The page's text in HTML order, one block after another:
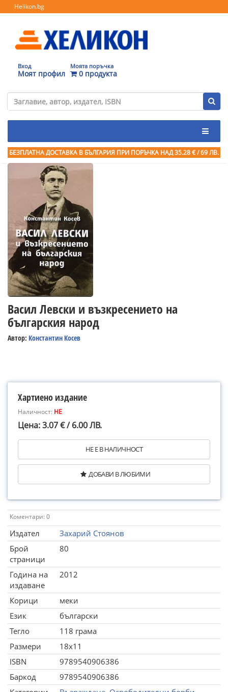
Helikon.bg
Вход
Моят профил
Моята поръчка
0 продукта
БЕЗПЛАТНА ДОСТАВКА В БЪЛГАРИЯ ПРИ ПОРЪЧКА НАД 35.28 € / 69 ЛВ.
Васил Левски и възкресението на
българския народ
Автор: Константин Косев
Хартиено издание
Наличност: НЕ
Цена: 3.07 € / 6.00 ЛВ.
НЕ Е В НАЛИЧНОСТ
ДОБАВИ В ЛЮБИМИ
Коментари: 0
Издател
Захарий Стоянов
Брой
страници
80
Година на
издаване
2012
Корици
меки
Език
български
Тегло
118 грама
Размери
18x11
ISBN
9789540906386
Баркод
9789540906386